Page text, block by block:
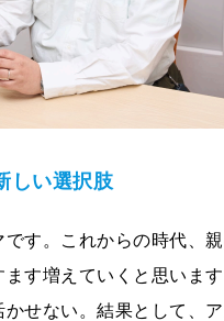
しい選択肢
す。これからの時代、
す増えていくと思いま
せない。結果として、